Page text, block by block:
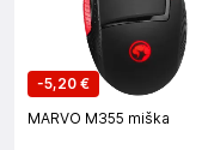
-5,20 €
MARVO M355 miška